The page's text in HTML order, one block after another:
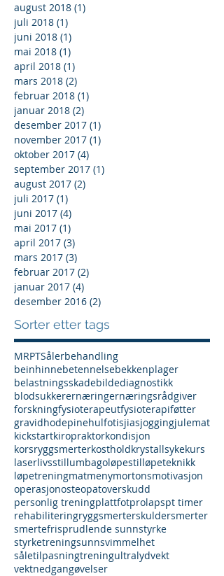
august 2018 (1)
juli 2018 (1)
juni 2018 (1)
mai 2018 (1)
april 2018 (1)
mars 2018 (2)
februar 2018 (1)
januar 2018 (2)
desember 2017 (1)
november 2017 (1)
oktober 2017 (4)
september 2017 (1)
august 2017 (2)
juli 2017 (1)
juni 2017 (4)
mai 2017 (1)
april 2017 (3)
mars 2017 (3)
februar 2017 (2)
januar 2017 (4)
desember 2016 (2)
Sorter etter tags
MRPTSålerbehandling
beinhinnebetennelsebekkenplager
belastningsskadebildediagnostikk
blodsukkerernæringernæringsrådgiver
forskningfysioterapeutfysioterapiføtter
gravidhodepinehulfotisjiasjoggingjulemat
kickstartkiropraktorkondisjon
korsryggsmerterkostholdkrystallsykekurs
laserlivsstillumbagoløpestilløpeteknikk
løpetreningmatmenymortonsmotivasjon
operasjonosteopatoverskudd
personlig treningplattfotprolapspt timer
rehabiliteringryggsmerterskuldersmerter
smertefrisprudlende sunnstyrke
styrketreningsunnsvimmelhet
såletilpasningtreningultralydvekt
vektnedgangøvelser